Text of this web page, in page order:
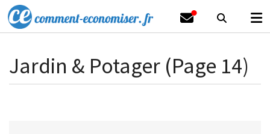
Jardin & Potager (Page 14)